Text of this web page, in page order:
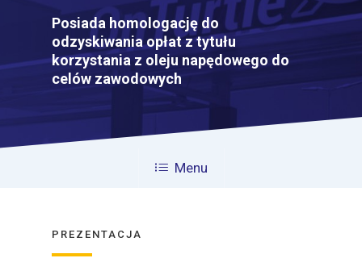
Posiada homologację do
odzyskiwania opłat z tytułu
korzystania z oleju napędowego do
celów zawodowych
Menu
PREZENTACJA